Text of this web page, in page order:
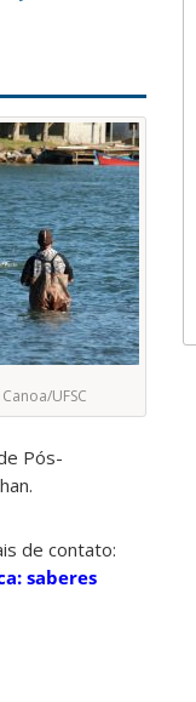
UFSC
Pós-
de contato:
saberes